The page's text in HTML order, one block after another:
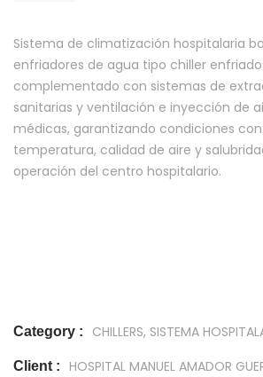
Sistema de climatización hospitalaria
enfriadores de agua tipo chiller
complementado con sistemas de
sanitarias y ventilación e inyección de
médicas, garantizando condiciones
temperatura, calidad de aire y
operación del centro hospitalario.
Category : CHILLERS, SISTEMA
Client : HOSPITAL MANUEL AMADOR